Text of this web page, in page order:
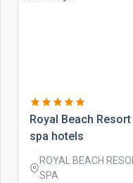
royal beach resort
spa hotels
ROYAL BEACH
SPA